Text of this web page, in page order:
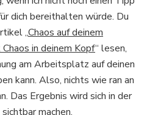
dich bereithalten würde. Du
„Chaos auf deinem
in deinem Kopf“ lesen,
am Arbeitsplatz auf deinen
kann. Also, nichts wie ran an
Das Ergebnis wird sich in der
machen.